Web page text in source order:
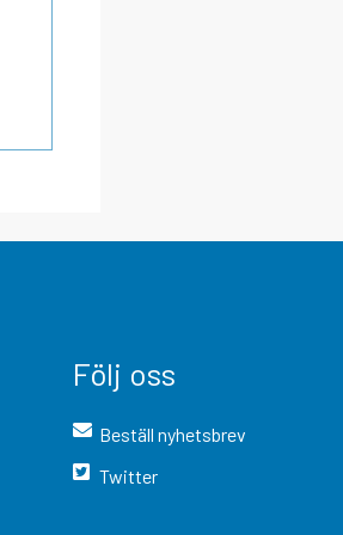
Följ oss
Beställ nyhetsbrev
Twitter